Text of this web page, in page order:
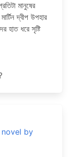
মানুষের
দ্বীপ উপহার
হাত ধরে সৃষ্টি
novel by